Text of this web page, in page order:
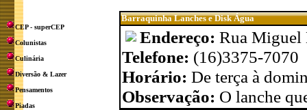
CEP - superCEP
Colunistas
Culinária
Diversão & Lazer
Pensamentos
Piadas
Barraquinha Lanches e Disk Água
Endereço: Rua Miguel
Telefone: (16)3375-7070
Horário: De terça à
Observação: O lanche